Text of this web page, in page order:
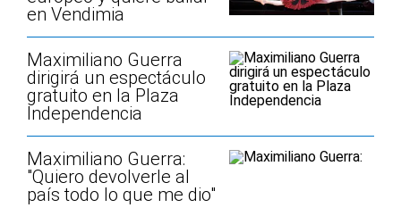
en Vendimia
Maximiliano Guerra
dirigirá un espectáculo
gratuito en la Plaza
Independencia
Maximiliano Guerra:
"Quiero devolverle al
país todo lo que me dio"